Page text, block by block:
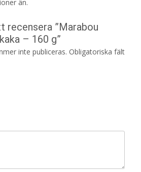
än.
recensera ”Marabou
– 160 g”
inte publiceras. Obligatoriska fält